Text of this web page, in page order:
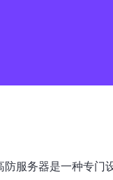
服务器是一种专